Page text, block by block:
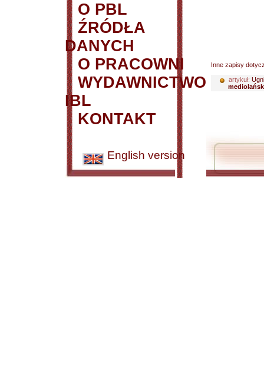
O PBL
ŹRÓDŁA
DANYCH
O PRACOWNI
WYDAWNICTWO
IBL
KONTAKT
English version
Inne zapisy
artykuł: